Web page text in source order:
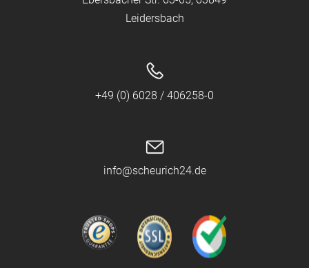
Leidersbach
+49 (0) 6028 / 406258-0
info@scheurich24.de